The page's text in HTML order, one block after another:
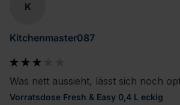
K
Kitchenmaster087
Was nett aussieht, lässt sich noch
Vorratsdose Fresh & Easy 0,4 L eckig